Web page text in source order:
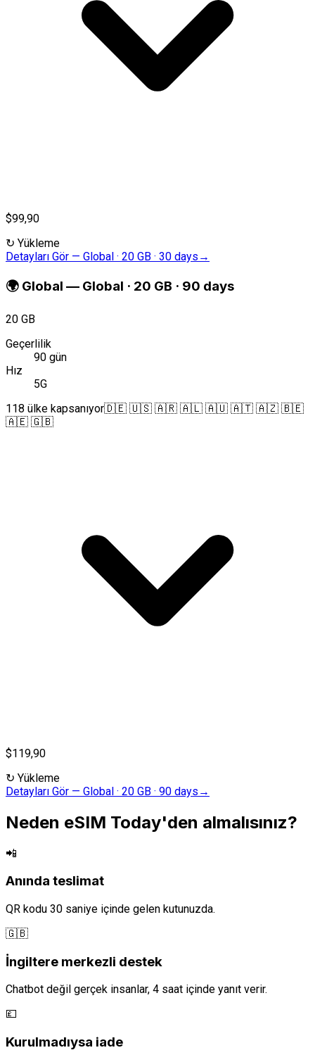
$99,90
↻ Yükleme
Detayları Gör — Global · 20 GB · 30 days →
🌍 Global — Global · 20 GB · 90 days
20 GB
Geçerlilik
90 gün
Hız
5G
118 ülke kapsanıyor🇩🇪 🇺🇸 🇦🇷 🇦🇱 🇦🇺 🇦🇹 🇦🇿 🇧🇪
🇦🇪 🇬🇧
$119,90
↻ Yükleme
Detayları Gör — Global · 20 GB · 90 days →
Neden eSIM Today'den almalısınız?
📲
Anında teslimat
QR kodu 30 saniye içinde gelen kutunuzda.
🇬🇧
İngiltere merkezli destek
Chatbot değil gerçek insanlar, 4 saat içinde yanıt verir.
💷
Kurulmadıysa iade